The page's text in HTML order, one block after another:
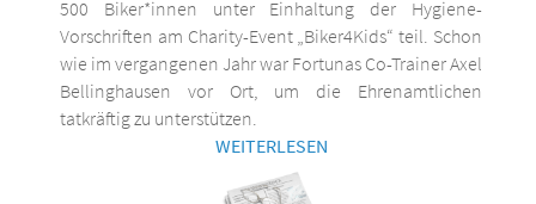
500 Biker*innen unter Einhaltung der Hygiene-
Vorschriften am Charity-Event „Biker4Kids“ teil. Schon
wie im vergangenen Jahr war Fortunas Co-Trainer Axel
Bellinghausen vor Ort, um die Ehrenamtlichen
tatkräftig zu unterstützen.
WEITERLESEN